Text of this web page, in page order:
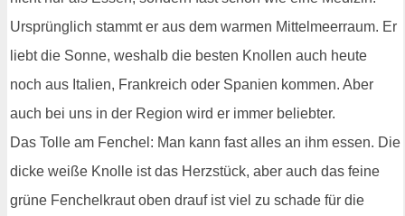
Ursprünglich stammt er aus dem warmen Mittelmeerraum. Er
liebt die Sonne, weshalb die besten Knollen auch heute
noch aus Italien, Frankreich oder Spanien kommen. Aber
auch bei uns in der Region wird er immer beliebter.
Das Tolle am Fenchel: Man kann fast alles an ihm essen. Die
dicke weiße Knolle ist das Herzstück, aber auch das feine
grüne Fenchelkraut oben drauf ist viel zu schade für die